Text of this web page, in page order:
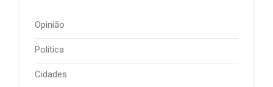
Opinião
Política
Cidades